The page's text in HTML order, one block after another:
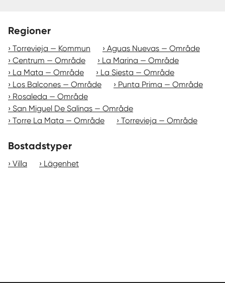
Regioner
Torrevieja — Kommun
Aguas Nuevas — Område
Centrum — Område
La Marina — Område
La Mata — Område
La Siesta — Område
Los Balcones — Område
Punta Prima — Område
Rosaleda — Område
San Miguel De Salinas — Område
Torre La Mata — Område
Torrevieja — Område
Bostadstyper
Villa Lägenhet